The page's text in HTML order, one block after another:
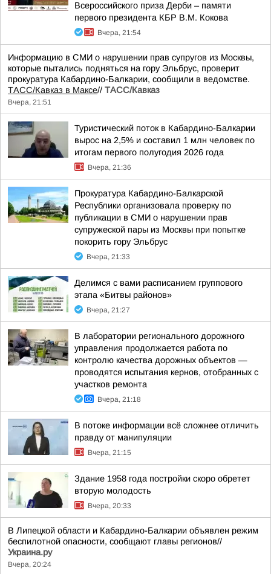
Всероссийского приза Дерби – памяти
первого президента КБР В.М. Кокова
Вчера, 21:54
Информацию в СМИ о нарушении прав супругов из Москвы,
которые пытались подняться на гору Эльбрус, проверит
прокуратура Кабардино-Балкарии, сообщили в ведомстве.
ТАСС/Кавказ в Максе// ТАСС/Кавказ
Вчера, 21:51
Туристический поток в Кабардино-Балкарии
вырос на 2,5% и составил 1 млн человек по
итогам первого полугодия 2026 года
Вчера, 21:36
Прокуратура Кабардино-Балкарской
Республики организовала проверку по
публикации в СМИ о нарушении прав
супружеской пары из Москвы при попытке
покорить гору Эльбрус
Вчера, 21:33
Делимся с вами расписанием группового
этапа «Битвы районов»
Вчера, 21:27
В лаборатории регионального дорожного
управления продолжается работа по
контролю качества дорожных объектов —
проводятся испытания кернов, отобранных с
участков ремонта
Вчера, 21:18
В потоке информации всё сложнее отличить
правду от манипуляции
Вчера, 21:15
Здание 1958 года постройки скоро обретет
вторую молодость
Вчера, 20:33
В Липецкой области и Кабардино-Балкарии объявлен режим
беспилотной опасности, сообщают главы регионов//
Украина.ру
Вчера, 20:24